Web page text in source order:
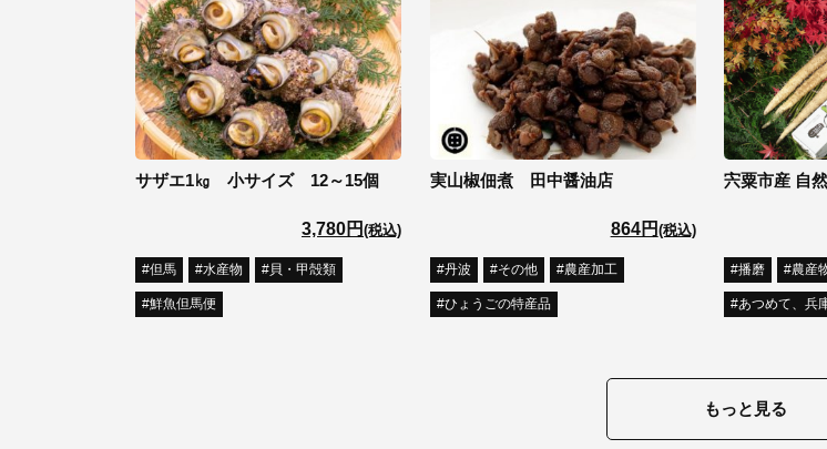
サザエ1㎏ 小サイズ 12～15個
3,780円 (税込)
但馬 水産物 貝・甲殻類
鮮魚但馬便
実山椒佃煮 田中醤油店
864円 (税込)
丹波 その他 農産加工
ひょうごの特産品
宍粟市産 自
播磨 農産
あつめて、兵
もっと見る